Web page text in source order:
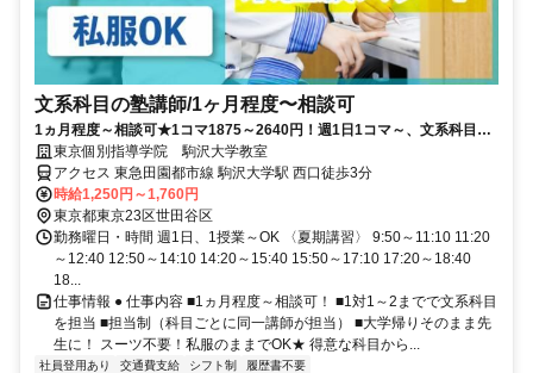
文系科目の塾講師/1ヶ月程度〜相談可
1ヵ月程度～相談可★1コマ1875～2640円！週1日1コマ～、文系科目を
担当！
東京個別指導学院 駒沢大学教室
アクセス 東急田園都市線 駒沢大学駅 西口徒歩3分
時給1,250円～1,760円
東京都東京23区世田谷区
勤務曜日・時間 週1日、1授業～OK 〈夏期講習〉 9:50～11:10 11:20
～12:40 12:50～14:10 14:20～15:40 15:50～17:10 17:20～18:40
18...
仕事情報 ● 仕事内容 ■1ヵ月程度～相談可！ ■1対1～2までで文系科目
を担当 ■担当制（科目ごとに同一講師が担当） ■大学帰りそのまま先
生に！ スーツ不要！私服のままでOK★ 得意な科目から...
社員登用あり 交通費支給 シフト制 履歴書不要